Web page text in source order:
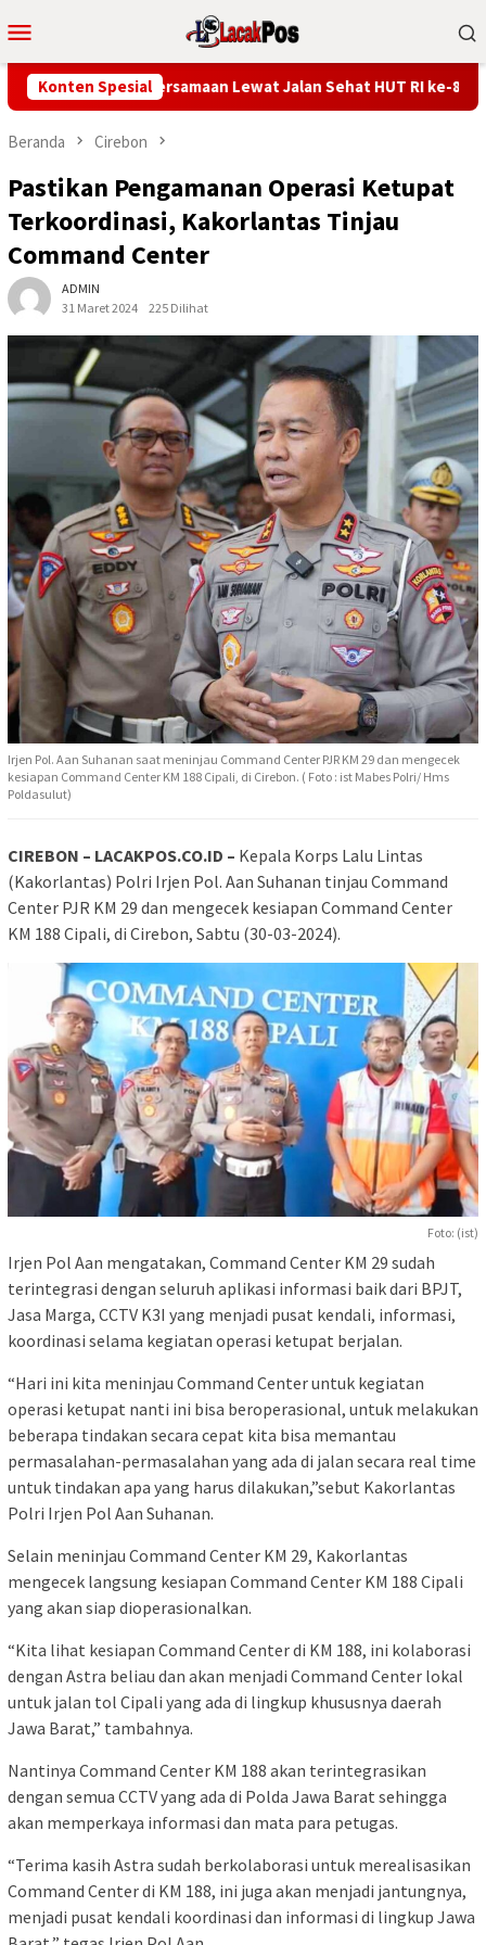
ke
Mobile
Konten Spesial
Kebersamaan Lewat Jalan Sehat HUT RI ke-81
Beranda Cirebon
Pastikan Pengamanan Operasi Ketupat
Terkoordinasi, Kakorlantas Tinjau
Command Center
ADMIN
31 Maret 2024
225 Dilihat
Irjen Pol. Aan Suhanan saat meninjau Command Center PJR KM 29 dan mengecek
kesiapan Command Center KM 188 Cipali, di Cirebon. ( Foto : ist Mabes Polri/ Hms
Poldasulut)
CIREBON – LACAKPOS.CO.ID – Kepala Korps Lalu Lintas
(Kakorlantas) Polri Irjen Pol. Aan Suhanan tinjau Command
Center PJR KM 29 dan mengecek kesiapan Command Center
KM 188 Cipali, di Cirebon, Sabtu (30-03-2024).
Foto: (ist)
Irjen Pol Aan mengatakan, Command Center KM 29 sudah
terintegrasi dengan seluruh aplikasi informasi baik dari BPJT,
Jasa Marga, CCTV K3I yang menjadi pusat kendali, informasi,
koordinasi selama kegiatan operasi ketupat berjalan.
“Hari ini kita meninjau Command Center untuk kegiatan
operasi ketupat nanti ini bisa beroperasional, untuk melakukan
beberapa tindakan secara cepat kita bisa memantau
permasalahan-permasalahan yang ada di jalan secara real time
untuk tindakan apa yang harus dilakukan,”sebut Kakorlantas
Polri Irjen Pol Aan Suhanan.
Selain meninjau Command Center KM 29, Kakorlantas
mengecek langsung kesiapan Command Center KM 188 Cipali
yang akan siap dioperasionalkan.
“Kita lihat kesiapan Command Center di KM 188, ini kolaborasi
dengan Astra beliau dan akan menjadi Command Center lokal
untuk jalan tol Cipali yang ada di lingkup khususnya daerah
Jawa Barat,” tambahnya.
Nantinya Command Center KM 188 akan terintegrasikan
dengan semua CCTV yang ada di Polda Jawa Barat sehingga
akan memperkaya informasi dan mata para petugas.
“Terima kasih Astra sudah berkolaborasi untuk merealisasikan
Command Center di KM 188, ini juga akan menjadi jantungnya,
menjadi pusat kendali koordinasi dan informasi di lingkup Jawa